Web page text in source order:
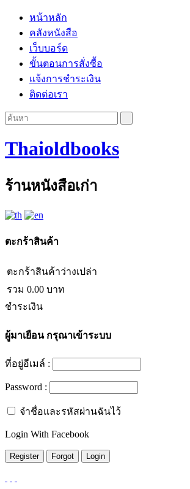
หน้าหลัก
คลังหนังสือ
เว็บบอร์ด
ขั้นตอนการสั่งซื้อ
แจ้งการชำระเงิน
ติดต่อเรา
Thaioldbooks
ร้านหนังสือเก่า
ตะกร้าสินค้า
ตะกร้าสินค้าว่างเปล่า
รวม 0.00 บาท
ชำระเงิน
ผู้มาเยือนกรุณาเข้าระบบ
ที่อยู่อีเมล์ :
Password :
จำชื่อและรหัสผ่านฉันไว้
Login With Facebook